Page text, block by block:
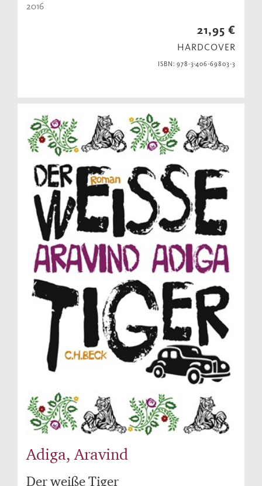
2016
21,95 €
HARDCOVER
ISBN: 978-3-406-69803-3
Adiga, Aravind
Der weiße Tiger